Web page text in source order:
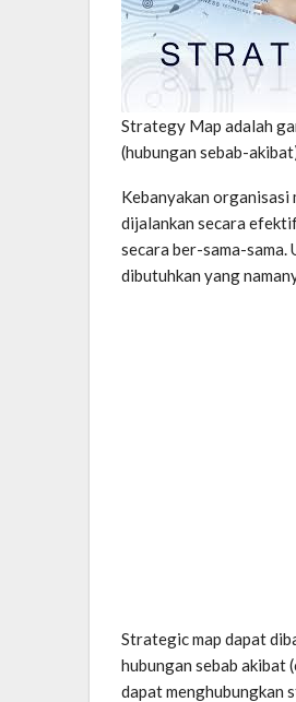
Strategy Map adalah
(hubungan sebab-
Kebanyakan
dijalankan secara
secara ber-sama-
dibutuhkan yang
Strategic map dapat
hubungan sebab akibat
dapat menghubungkan